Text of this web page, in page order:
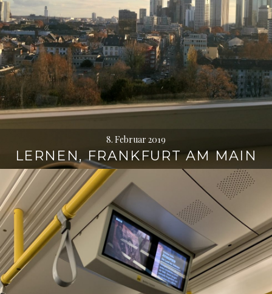
8. Februar 2019
LERNEN, FRANKFURT AM MAIN